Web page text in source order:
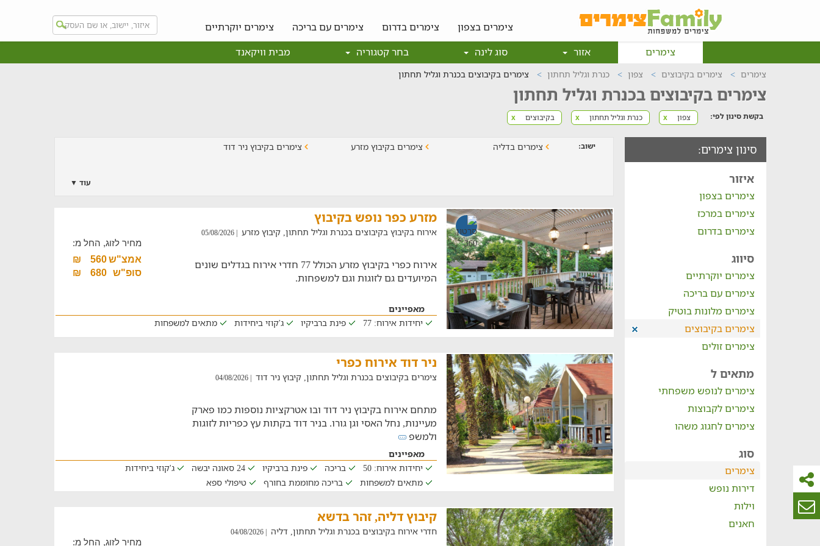
צימרים בצפון צימרים בדרום צימרים עם בריכה
צימרים יוקרתיים
צימרים
אזור סוג לינה בחר קטגוריה מבית וויקאנד
צימרים צימרים בקיבוצים צפון כנרת וגליל תחתון צימרים בקיבוצים בכנרת וגליל תחתון
צימרים בקיבוצים בכנרת וגליל תחתון
בקשת סינון לפי: x צפון x כנרת וגליל תחתון x בקיבוצים
סינון צימרים:
איזור
צימרים בצפון
צימרים במרכז
צימרים בדרום
סיווג
צימרים יוקרתיים
צימרים עם בריכה
צימרים מלונות בוטיק
צימרים בקיבוצים
צימרים זולים
מתאים ל
צימרים לנופש משפחתי
צימרים לקבוצות
צימרים לחגוג משהו
סוג
צימרים
דירות נופש
וילות
חאנים
ישוב: צימרים בדליה צימרים בקיבוץ מזרע צימרים בקיבוץ ניר דוד
עוד ▼
מזרע כפר נופש בקיבוץ
אירוח בקיבוץ בקיבוצים בכנרת וגליל תחתון, קיבוץ מזרע | 05/08/2026
אירוח כפרי בקיבוץ מזרע הכולל 77 חדרי אירוח בגדלים שונים
המיועדים גם לזוגות וגם למשפחות.
מחיר לזוג, החל מ:
אמצ"ש560
₪
סופ"ש
680
₪
מאפיינים
יחידות אירוח: 77
פינת ברביקיו ג'קוזי ביחידות מתאים למשפחות
ניר דוד אירוח כפרי
צימרים בקיבוצים בכנרת וגליל תחתון, קיבוץ ניר דוד | 04/08/2026
מתחם אירוח בקיבוץ ניר דוד ובו אטרקציות נוספות כמו פארק
מעיינות, נחל האסי וגן גורו. בניר דוד בקתות עץ כפריות לזוגות
ולמשפ
מאפיינים
יחידות אירוח: 50
בריכה פינת ברביקיו 24 סאונה יבשה
ג'קוזי ביחידות
מתאים למשפחות
בריכה מחוממת בחורף טיפולי ספא
קיבוץ דליה, זהר בדשא
חדרי אירוח בקיבוצים בכנרת וגליל תחתון, דליה | 04/08/2026
מחיר לזוג, החל מ: